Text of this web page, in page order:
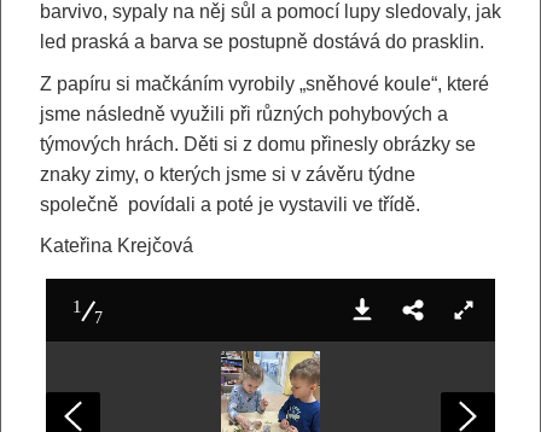
barvivo, sypaly na něj sůl a pomocí lupy sledovaly, jak
led praská a barva se postupně dostává do prasklin.
Z papíru si mačkáním vyrobily „sněhové koule“, které
jsme následně využili při různých pohybových a
týmových hrách. Děti si z domu přinesly obrázky se
znaky zimy, o kterých jsme si v závěru týdne
společně povídali a poté je vystavili ve třídě.
Kateřina Krejčová
1
7